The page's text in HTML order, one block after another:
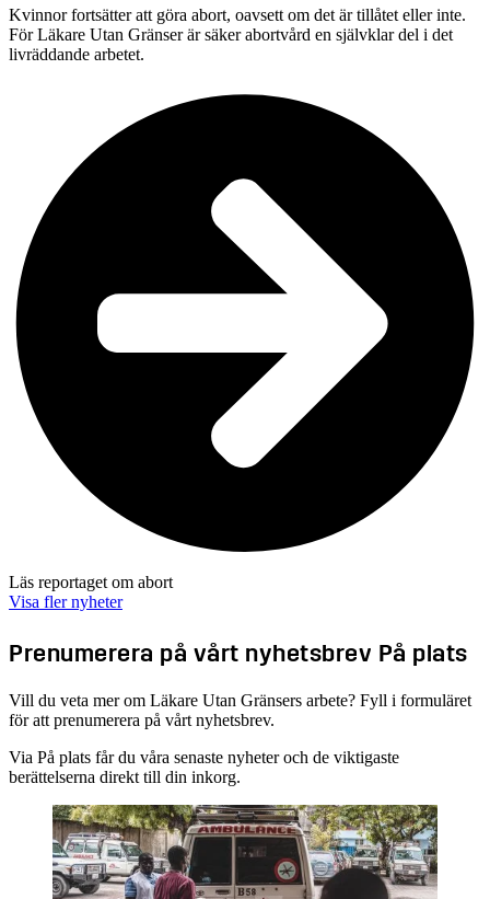
Kvinnor fortsätter att göra abort, oavsett om det är tillåtet eller inte.
För Läkare Utan Gränser är säker abortvård en självklar del i det
livräddande arbetet.
Läs reportaget om abort
Visa fler nyheter
Prenumerera på vårt nyhetsbrev På plats
Vill du veta mer om Läkare Utan Gränsers arbete? Fyll i formuläret
för att prenumerera på vårt nyhetsbrev.
Via På plats får du våra senaste nyheter och de viktigaste
berättelserna direkt till din inkorg.